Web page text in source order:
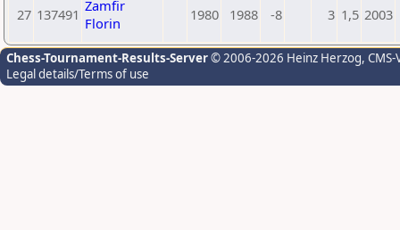
27 137491 Zamfir
Florin
1980 1988 -8 3 1,5 2003
Chess-Tournament-Results-Server© 2006-2026 Heinz Herzog,
Legal details/Terms of use